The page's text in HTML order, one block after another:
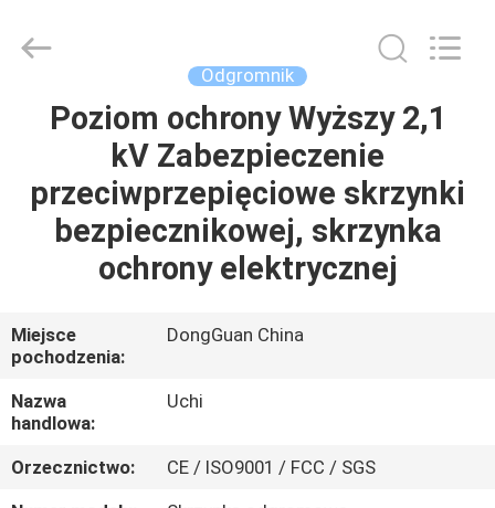
DOM
PRODUKTY
WYCIECZKA
PO
FABRYCE
Technology
Co.,Ltd.
Odgromnik
Poziom ochrony Wyższy 2,1
kV Zabezpieczenie
przeciwprzepięciowe skrzynki
bezpiecznikowej, skrzynka
ochrony elektrycznej
Miejsce
pochodzenia:
DongGuan China
Nazwa
handlowa:
Uchi
Orzecznictwo:
CE / ISO9001 / FCC / SGS